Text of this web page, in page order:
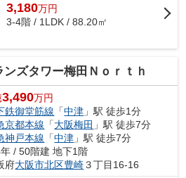
3,180万円
3-4階 / 1LDK / 88.20㎡
ンズタワー梅田Ｎｏｒｔｈ
3,490万円
鉄御堂筋線 「中津 」駅 徒歩1分
京都本線 「大阪梅田 」駅 徒歩7分
神戸本線 「中津 」駅 徒歩7分
/ 50階建 地下1階
府大阪市北区豊崎３丁目16-16